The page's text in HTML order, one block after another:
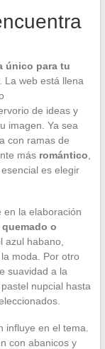
único para tu
web está llena
de ideas y
imagen. Ya sea
con ramas de
más romántico
es elegir
en la elaboración
o
azul habano,
moda. Por otro
suavidad a la
nupcial hasta
en el tema.
con abanicos y